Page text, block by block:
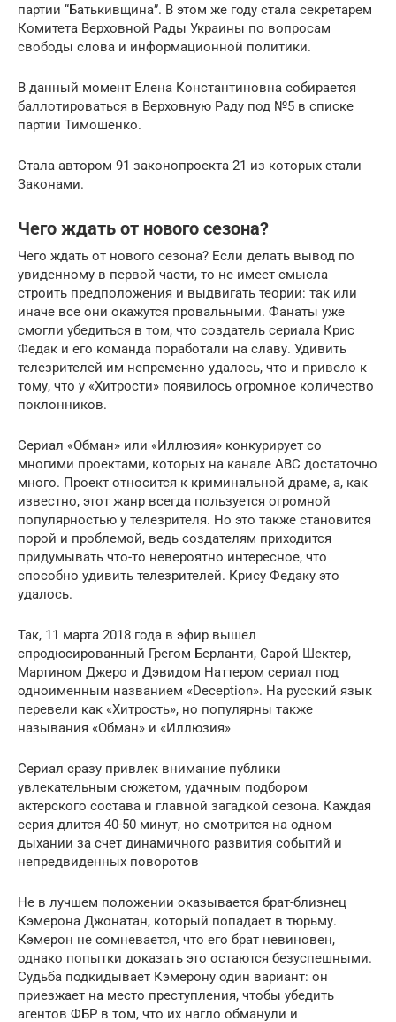
партии “Батькивщина”. В этом же году стала секретарем
Комитета Верховной Рады Украины по вопросам
свободы слова и информационной политики.
В данный момент Елена Константиновна собирается
баллотироваться в Верховную Раду под №5 в списке
партии Тимошенко.
Стала автором 91 законопроекта 21 из которых стали
Законами.
Чего ждать от нового сезона?
Чего ждать от нового сезона? Если делать вывод по
увиденному в первой части, то не имеет смысла
строить предположения и выдвигать теории: так или
иначе все они окажутся провальными. Фанаты уже
смогли убедиться в том, что создатель сериала Крис
Федак и его команда поработали на славу. Удивить
телезрителей им непременно удалось, что и привело к
тому, что у «Хитрости» появилось огромное количество
поклонников.
Сериал «Обман» или «Иллюзия» конкурирует со
многими проектами, которых на канале АВС достаточно
много. Проект относится к криминальной драме, а, как
известно, этот жанр всегда пользуется огромной
популярностью у телезрителя. Но это также становится
порой и проблемой, ведь создателям приходится
придумывать что-то невероятно интересное, что
способно удивить телезрителей. Крису Федаку это
удалось.
Так, 11 марта 2018 года в эфир вышел
спродюсированный Грегом Берланти, Сарой Шектер,
Мартином Джеро и Дэвидом Наттером сериал под
одноименным названием «Deception». На русский язык
перевели как «Хитрость», но популярны также
называния «Обман» и «Иллюзия»
Сериал сразу привлек внимание публики
увлекательным сюжетом, удачным подбором
актерского состава и главной загадкой сезона. Каждая
серия длится 40-50 минут, но смотрится на одном
дыхании за счет динамичного развития событий и
непредвиденных поворотов
Не в лучшем положении оказывается брат-близнец
Кэмерона Джонатан, который попадает в тюрьму.
Кэмерон не сомневается, что его брат невиновен,
однако попытки доказать это остаются безуспешными.
Судьба подкидывает Кэмерону один вариант: он
приезжает на место преступления, чтобы убедить
агентов ФБР в том, что их нагло обманули и